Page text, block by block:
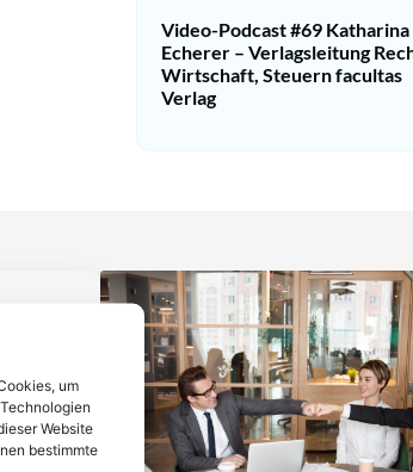
um
Website
bestimmte
Video-Podcast #69 Katharina
Echerer – Verlagsleitung
Wirtschaft, Steuern facultas
Verlag
vor